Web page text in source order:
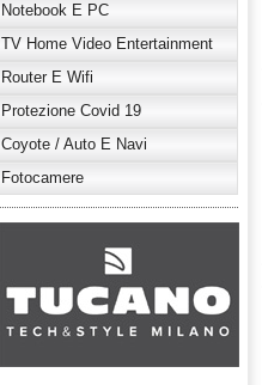
Notebook E PC
TV Home Video Entertainment
Router E Wifi
Protezione Covid 19
Coyote / Auto E Navi
Fotocamere